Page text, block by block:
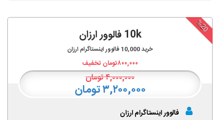
%20
10k فالوور ارزان
خرید10,000 فالوور اینستاگرام ارزان
۸۰۰,۰۰۰تومان تخفیف
۴,۰۰۰,۰۰۰تومان
۳,۲۰۰,۰۰۰ تومان
فالوور اینستاگرام ارزان